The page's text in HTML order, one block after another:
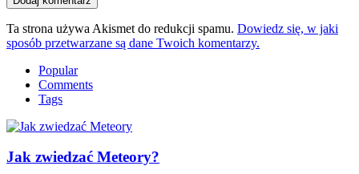
Ta strona używa Akismet do redukcji spamu. Dowiedz się, w jaki
sposób przetwarzane są dane Twoich komentarzy.
Popular
Comments
Tags
Jak zwiedzać Meteory?